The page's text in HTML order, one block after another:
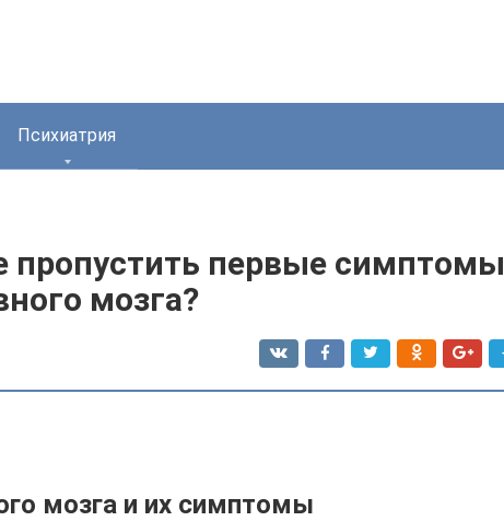
Психиатрия
пропустить первые симптомы
мозга?
мозга и их симптомы